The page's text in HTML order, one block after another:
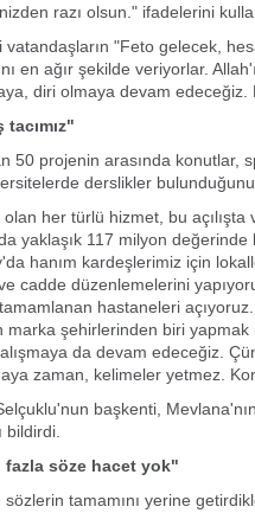
razı olsun." ifadelerini
vatandaşların "Feto gelecek,
en ağır şekilde veriyorlar.
diri olmaya devam edeceğiz.
50 projenin arasında konutlar,
derslikler
olan her türlü hizmet, bu
yaklaşık 117 milyon
hanım kardeşlerimiz için
cadde düzenlemelerini
hastaneleri
marka şehirlerinden biri yapmak
da devam edeceğiz.
zaman, kelimeler yetmez.
Selçuklu'nun başkenti,
bildirdi.
fazla söze hacet yok"
tamamını yerine